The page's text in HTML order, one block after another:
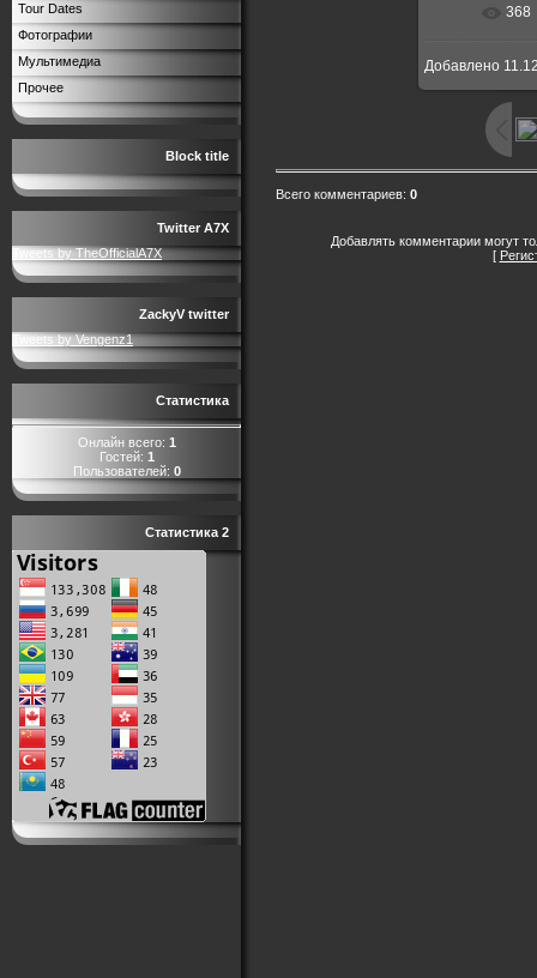
Tour Dates
Фотографии
Мультимедиа
Прочее
Block title
Twitter A7X
Tweets by TheOfficialA7X
ZackyV twitter
Tweets by Vengenz1
Статистика
Онлайн всего: 1
Гостей: 1
Пользователей: 0
Статистика 2
368
Добавлено
Всего комментариев: 0
Добавлять комментарии могут
[